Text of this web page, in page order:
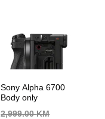
Sony Alpha 6700
Body only
2,999.00KM